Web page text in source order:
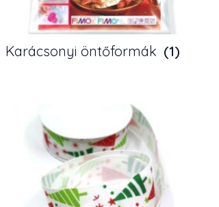
Karácsonyi öntőformák (1)